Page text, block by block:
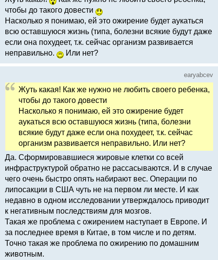
чтобы до такого довести
Насколько я понимаю, ей это ожирение будет аукаться
всю оставшуюся жизнь (типа, болезни всякие будут даже
если она похудеет, т.к. сейчас организм развивается
неправильно.
Или нет?
earyabcev
Жуть какая! Как же нужно не любить своего ребенка,
чтобы до такого довести
Насколько я понимаю, ей это ожирение будет
аукаться всю оставшуюся жизнь (типа, болезни
всякие будут даже если она похудеет, т.к. сейчас
организм развивается неправильно. Или нет?
Да. Сформировавшиеся жировые клетки со всей
инфраструктурой обратно не рассасываются. И в случае
чего очень быстро опять набирают вес. Операции по
липосакции в США чуть не на первом ли месте. И как
недавно в одном исследовании утверждалось приводит
к негативным последствиям для мозгов.
Такая же проблема с ожирением наступает в Европе. И
за последнее время в Китае, в том числе и по детям.
Точно такая же проблема по ожирению по домашним
животным.